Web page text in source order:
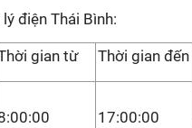
điện Thái Bình:
gian từ Thời gian đến
17:00:00